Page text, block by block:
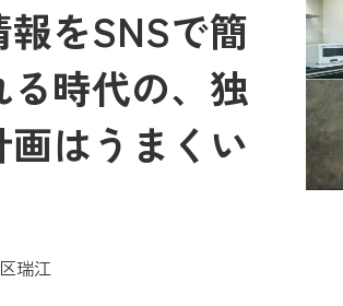
をSNSで簡
時代の、独
はうまくい
瑞江